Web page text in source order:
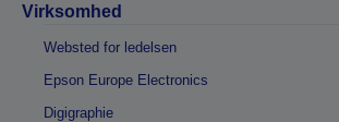
Virksomhed
Websted for ledelsen
Epson Europe Electronics
Digigraphie